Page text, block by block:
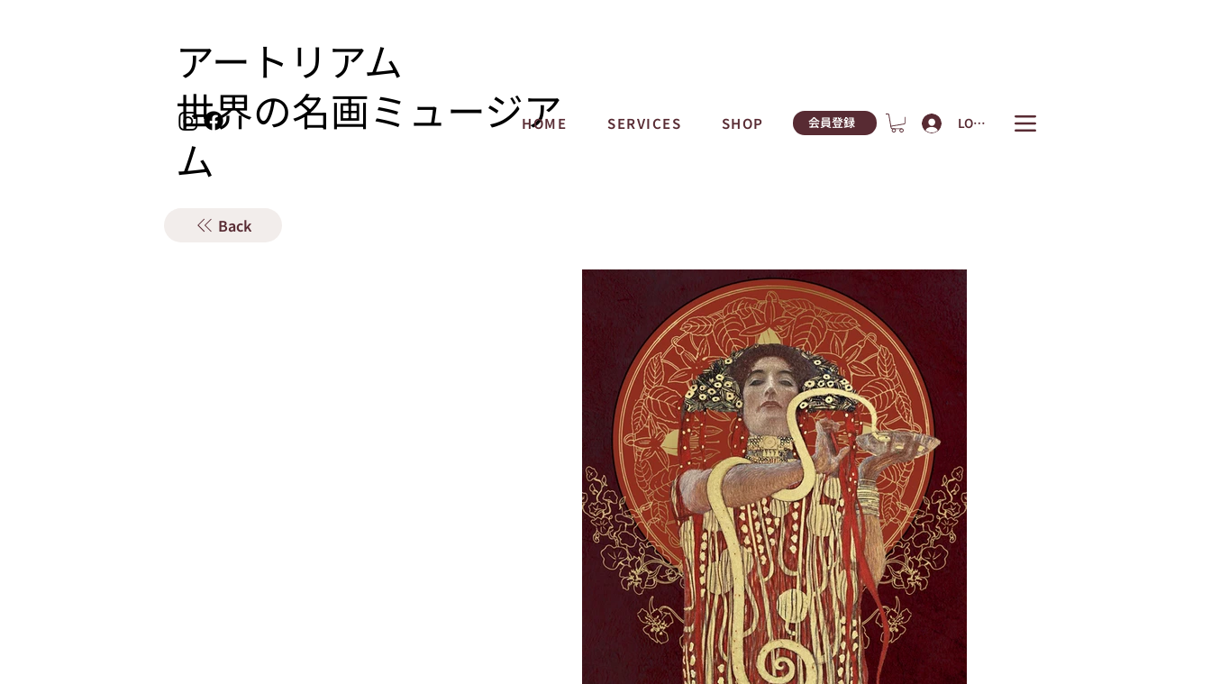
アートリアム
​世界の名画ミュージア
ム
HOME SERVICES SHOP 会員登録 LOGIN
Back